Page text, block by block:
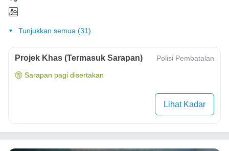
Tunjukkan semua (31)
Projek Khas (Termasuk Sarapan) Polisi Pembatalan
Sarapan pagi disertakan
Lihat Kadar